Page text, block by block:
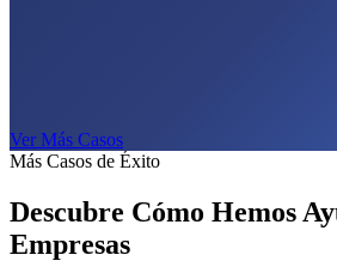
Ver Más Casos
Más Casos de Éxito
Descubre Cómo Hemos
Empresas